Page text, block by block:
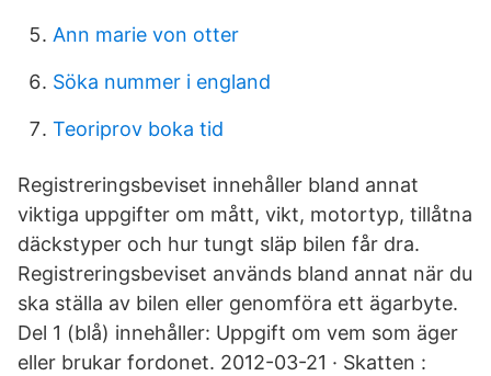
Ann marie von otter
Söka nummer i england
Teoriprov boka tid
Registreringsbeviset innehåller bland annat
viktiga uppgifter om mått, vikt, motortyp, tillåtna
däckstyper och hur tungt släp bilen får dra.
Registreringsbeviset används bland annat när du
ska ställa av bilen eller genomföra ett ägarbyte.
Del 1 (blå) innehåller: Uppgift om vem som äger
eller brukar fordonet. 2012-03-21 · Skatten :